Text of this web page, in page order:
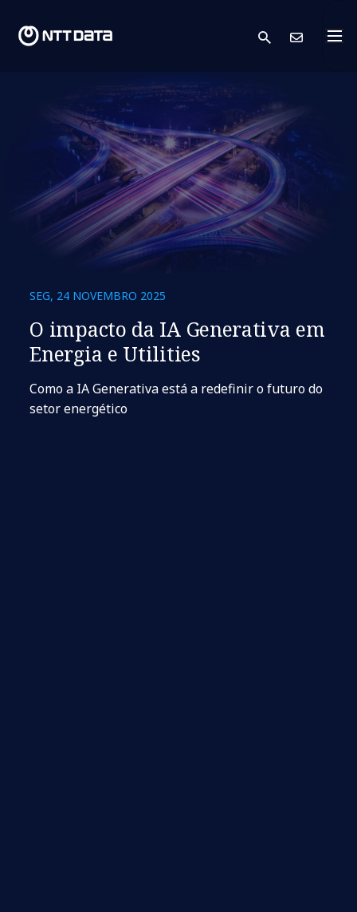
search
SEG, 24 NOVEMBRO 2025
O impacto da IA Generativa em
Energia e Utilities
Como a IA Generativa está a redefinir o futuro do
setor energético